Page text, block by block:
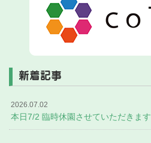
新着記事
2026.07.02
本日7/2 臨時休園させていただきます